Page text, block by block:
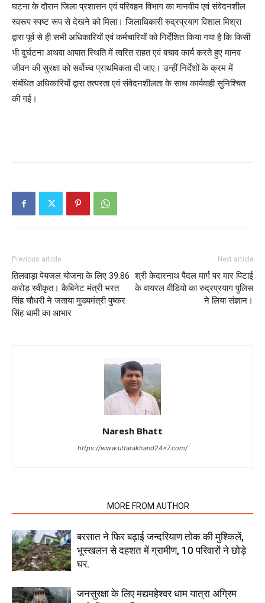
घटना के दौरान जिला प्रशासन एवं परिवहन विभाग का मानवीय एवं संवेदनशील
स्वरूप स्पष्ट रूप से देखने को मिला। जिलाधिकारी रुद्रप्रयाग विशाल मिश्रा
द्वारा पूर्व से ही सभी अधिकारियों एवं कर्मचारियों को निर्देशित किया गया है कि किसी
भी दुर्घटना अथवा आपात स्थिति में त्वरित राहत एवं बचाव कार्य करते हुए मानव
जीवन की सुरक्षा को सर्वोच्च प्राथमिकता दी जाए। उन्हीं निर्देशों के क्रम में
संबंधित अधिकारियों द्वारा तत्परता एवं संवेदनशीलता के साथ कार्यवाही सुनिश्चित
की गई।
Previous article
तिलवाड़ा पेयजल योजना के लिए 39.86
करोड़ स्वीकृत। कैबिनेट मंत्री भरत
सिंह चौधरी ने जताया मुख्यमंत्री पुष्कर
सिंह धामी का आभार
Next article
श्री केदारनाथ पैदल मार्ग पर मार पिटाई
के वायरल वीडियो का रुद्रप्रयाग पुलिस
ने लिया संज्ञान।
Naresh Bhatt
https://www.uttarakhand24x7.com/
MORE FROM AUTHOR
बरसात ने फिर बढ़ाई जन्दरियाण तोक की मुश्किलें,
भूस्खलन से दहशत में ग्रामीण, 10 परिवारों ने छोड़े
घर.
जनसुरक्षा के लिए मद्यमहेश्वर धाम यात्रा अग्रिम